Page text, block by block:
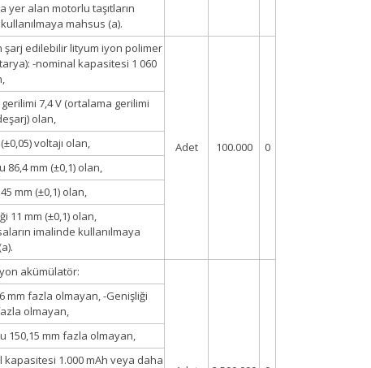
yer alan motorlu taşıtların
mahsus (a).
şarj edilebilir lityum iyon polimer
-nominal kapasitesi 1 060
Adet 100.000 0
7,4 V (ortalama gerilimi
olan,
(±0,05) voltajı olan,
86,4 mm (±0,1) olan,
mm (±0,1) olan,
11 mm (±0,1) olan,
imalinde kullanılmaya
akümülatör:
6 mm fazla olmayan, -Genişliği
olmayan,
150,15 mm fazla olmayan,
kapasitesi 1.000 mAh veya daha